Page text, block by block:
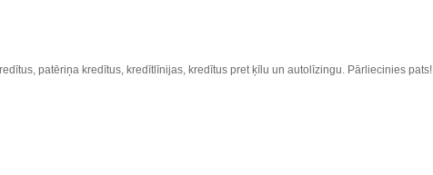
patēriņa kredītus, kredītlīnijas, kredītus pret ķīlu un autolīzingu. Pārliecinies pats!